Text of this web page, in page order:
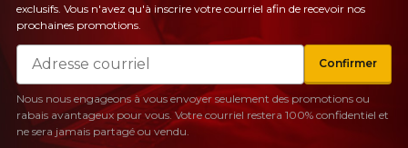
exclusifs. Vous n'avez qu'à inscrire votre courriel afin de recevoir nos
prochaines promotions.
Courriel
Confirmer
Nous nous engageons à vous envoyer seulement des promotions ou
rabais avantageux pour vous. Votre courriel restera 100% confidentiel et
ne sera jamais partagé ou vendu.